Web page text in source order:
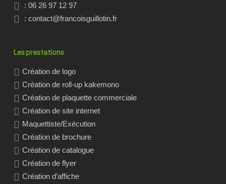
: 06 26 97 12 97
:contact@francoisguillotin.fr
Les prestations
Création de logo
Création de roll-up kakemono
Création de plaquette commerciale
Création de site internet
Maquettiste/Exécution
Création de brochure
Création de catalogue
Création de flyer
Création d’affiche